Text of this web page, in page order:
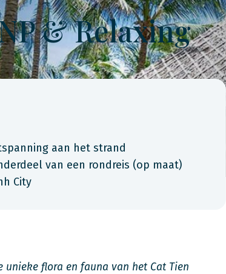
& Relaxing
aan het strand
van een rondreis (op maat)
City
flora en fauna van het Cat Tien